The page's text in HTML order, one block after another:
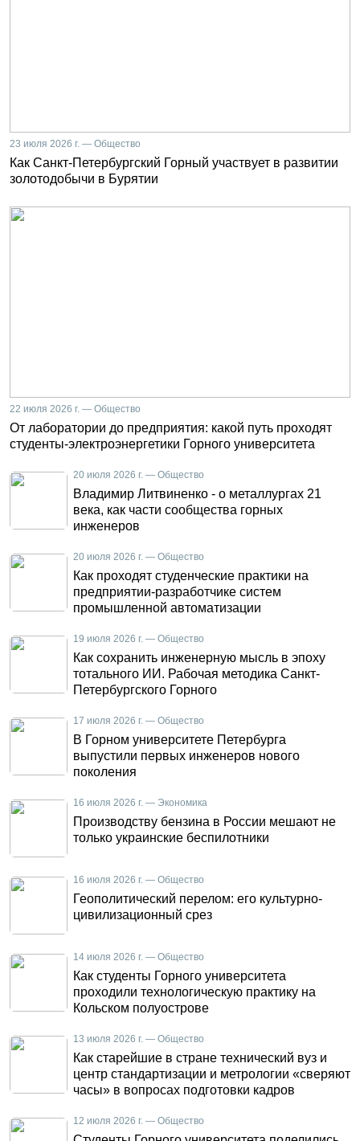
23 июля 2026 г. — Общество
Как Санкт-Петербургский Горный участвует в развитии
золотодобычи в Бурятии
22 июля 2026 г. — Общество
От лаборатории до предприятия: какой путь проходят
студенты-электроэнергетики Горного университета
20 июля 2026 г. — Общество
Владимир Литвиненко - о металлургах 21
века, как части сообщества горных
инженеров
20 июля 2026 г. — Общество
Как проходят студенческие практики на
предприятии-разработчике систем
промышленной автоматизации
19 июля 2026 г. — Общество
Как сохранить инженерную мысль в эпоху
тотального ИИ. Рабочая методика Санкт-
Петербургского Горного
17 июля 2026 г. — Общество
В Горном университете Петербурга
выпустили первых инженеров нового
поколения
16 июля 2026 г. — Экономика
Производству бензина в России мешают не
только украинские беспилотники
16 июля 2026 г. — Общество
Геополитический перелом: его культурно-
цивилизационный срез
14 июля 2026 г. — Общество
Как студенты Горного университета
проходили технологическую практику на
Кольском полуострове
13 июля 2026 г. — Общество
Как старейшие в стране технический вуз и
центр стандартизации и метрологии «сверяют
часы» в вопросах подготовки кадров
12 июля 2026 г. — Общество